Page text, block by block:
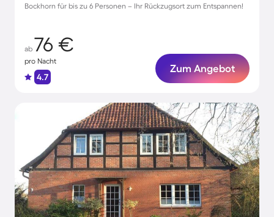
Bockhorn für bis zu 6 Personen – Ihr Rückzugsort zum Entspannen!
ab 76 €
pro Nacht
4.7
Zum Angebot